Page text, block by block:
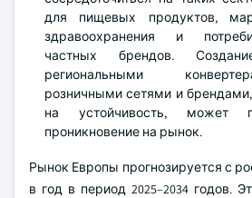
для пищевых продуктов,
здравоохранения и
частных брендов.
региональными
розничными сетями и
на устойчивость, может
проникновение на рынок.
Рынок Европы прогнозируется с
в год в период 2025–2034 годов.